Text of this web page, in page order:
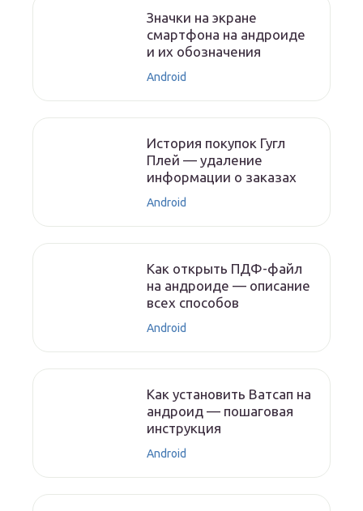
Значки на экране
смартфона на андроиде
и их обозначения
Android
История покупок Гугл
Плей — удаление
информации о заказах
Android
Как открыть ПДФ-файл
на андроиде — описание
всех способов
Android
Как установить Ватсап на
андроид — пошаговая
инструкция
Android